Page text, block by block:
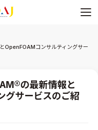
メ
コンサルティングサー
の最新情報と
グサービスのご紹